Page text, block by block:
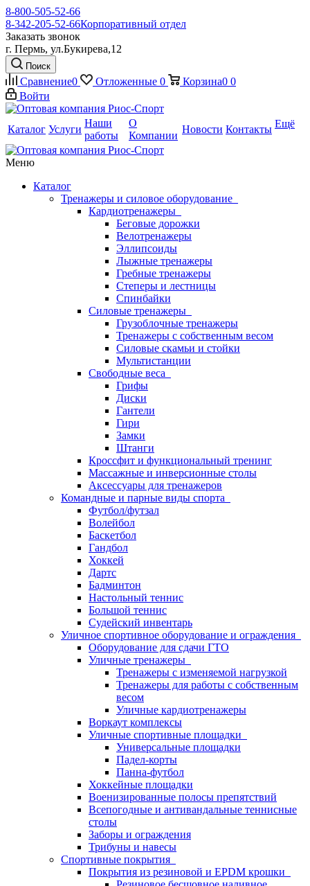
8-800-505-52-66
8-342-205-52-66Корпоративный отдел
Заказать звонок
г. Пермь, ул.Букирева,12
Поиск
Сравнение0 Отложенные 0 Корзина0 0
Войти
Каталог Услуги
Наши
работы
О
Компании
Новости Контакты Ещё
Меню
Каталог
Тренажеры и силовое оборудование
Кардиотренажеры
Беговые дорожки
Велотренажеры
Эллипсоиды
Лыжные тренажеры
Гребные тренажеры
Степеры и лестницы
Спинбайки
Силовые тренажеры
Грузоблочные тренажеры
Тренажеры с собственным весом
Силовые скамьи и стойки
Мультистанции
Свободные веса
Грифы
Диски
Гантели
Гири
Замки
Штанги
Кроссфит и функциональный тренинг
Массажные и инверсионные столы
Аксессуары для тренажеров
Командные и парные виды спорта
Футбол/футзал
Волейбол
Баскетбол
Гандбол
Хоккей
Дартс
Бадминтон
Настольный теннис
Большой теннис
Судейский инвентарь
Уличное спортивное оборудование и ограждения
Оборудование для сдачи ГТО
Уличные тренажеры
Тренажеры с изменяемой нагрузкой
Тренажеры для работы с собственным
весом
Уличные кардиотренажеры
Воркаут комплексы
Уличные спортивные площадки
Универсальные площадки
Падел-корты
Панна-футбол
Хоккейные площадки
Военизированные полосы препятствий
Всепогодные и антивандальные теннисные
столы
Заборы и ограждения
Трибуны и навесы
Спортивные покрытия
Покрытия из резиновой и EPDM крошки